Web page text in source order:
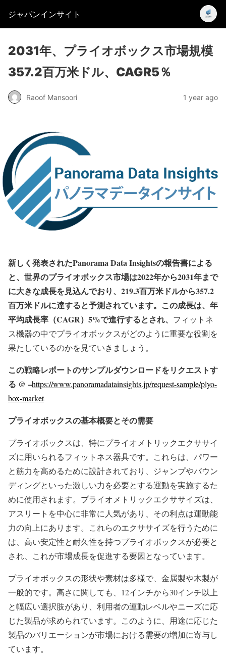
ジャパンインサイト
2031年、プライオボックス市場規模
357.2百万米ドル、CAGR5％
Raoof Mansoori 1 year ago
新しく発表されたPanorama Data Insightsの報告書による
と、世界のプライオボックス市場は2022年から2031年まで
に大きな成長を見込んでおり、219.3百万米ドルから357.2
百万米ドルに達すると予測されています。この成長は、年
平均成長率（CAGR）5%で進行するとされ、 フィットネ
ス機器の中でプライオボックスがどのように重要な役割を
果たしているのかを見ていきましょう。
この戦略レポートのサンプルダウンロードをリクエストす
る @ –https://www.panoramadatainsights.jp/request-sample/plyo-
box-market
プライオボックスの基本概要とその需要
プライオボックスは、特にプライオメトリックエクササイ
ズに用いられるフィットネス器具です。これらは、パワー
と筋力を高めるために設計されており、ジャンプやバウン
ディングといった激しい力を必要とする運動を実施するた
めに使用されます。プライオメトリックエクササイズは、
アスリートを中心に非常に人気があり、その利点は運動能
力の向上にあります。これらのエクササイズを行うために
は、高い安定性と耐久性を持つプライオボックスが必要と
され、これが市場成長を促進する要因となっています。
プライオボックスの形状や素材は多様で、金属製や木製が
一般的です。高さに関しても、12インチから30インチ以上
と幅広い選択肢があり、利用者の運動レベルやニーズに応
じた製品が求められています。このように、用途に応じた
製品のバリエーションが市場における需要の増加に寄与し
ています。